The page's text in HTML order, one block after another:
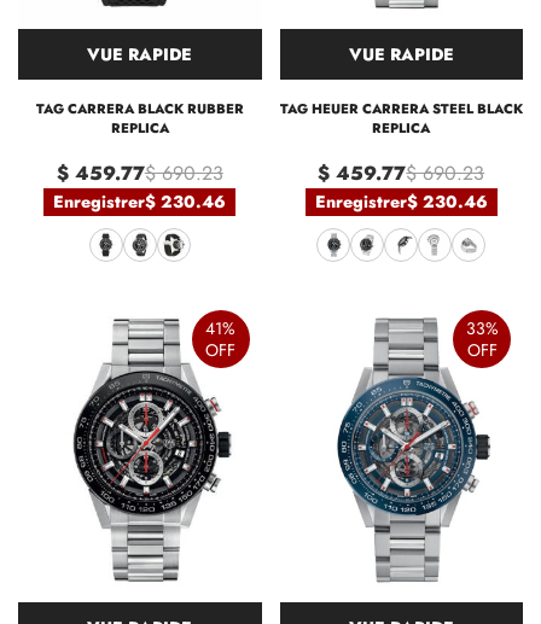
VUE RAPIDE
TAG CARRERA BLACK RUBBER
REPLICA
$ 459.77$ 690.23
Enregistrer$ 230.46
VUE RAPIDE
TAG HEUER CARRERA STEEL BLACK
REPLICA
$ 459.77$ 690.23
Enregistrer$ 230.46
41%
OFF
33%
OFF